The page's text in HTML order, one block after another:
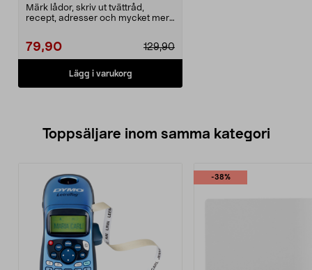
pack
Märk lådor, skriv ut tvättråd,
recept, adresser och mycket mer.
129,90
79,90
Lägg i varukorg
Toppsäljare inom samma kategori
-38%